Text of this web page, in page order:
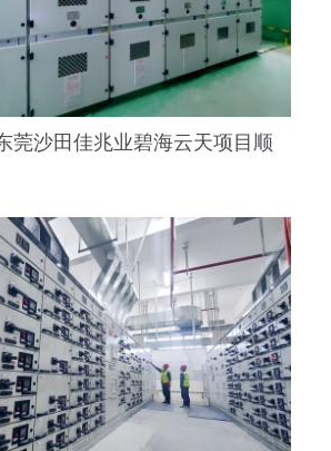
莞沙田佳兆业碧海云天项目顺